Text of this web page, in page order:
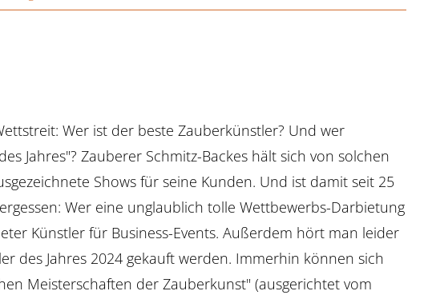
Wer ist der beste Zauberkünstler? Und wer
Jahres"? Zauberer Schmitz-Backes hält sich von solchen
Shows für seine Kunden. Und ist damit seit 25
Wer eine unglaublich tolle Wettbewerbs-Darbietung
Künstler für Business-Events. Außerdem hört man leider
des Jahres 2024 gekauft werden. Immerhin können sich
Meisterschaften der Zauberkunst" (ausgerichtet vom